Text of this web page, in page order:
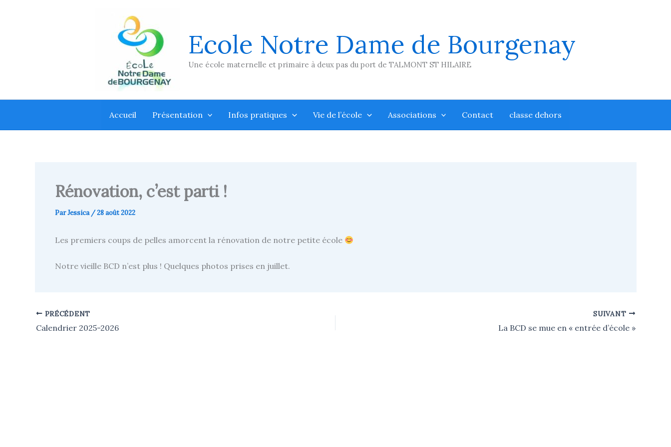
Ecole Notre Dame de Bourgenay
Une école maternelle et primaire à deux pas du port de TALMONT ST HILAIRE
Accueil Présentation Infos pratiques Vie de l’école Associations Contact classe dehors
Rénovation, c’est parti !
ParJessica /28 août 2022
Les premiers coups de pelles amorcent la rénovation de notre petite école
Notre vieille BCD n’est plus ! Quelques photos prises en juillet.
PRÉCÉDENT
Calendrier 2025-2026
SUIVANT
La BCD se mue en « entrée d’école »